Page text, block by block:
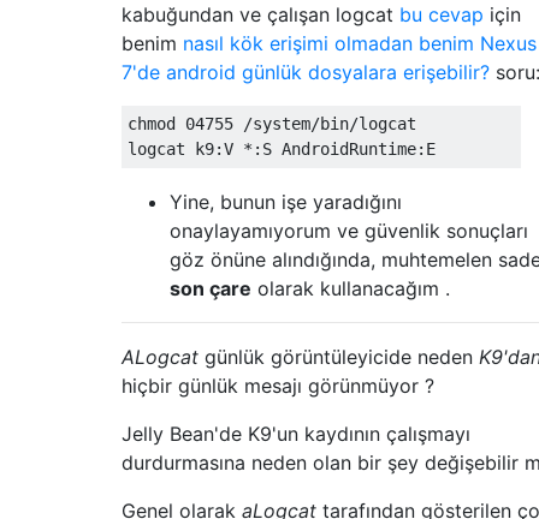
kabuğundan ve çalışan logcat bu cevap için
benim nasıl kök erişimi olmadan benim Nexus
7'de android günlük dosyalara erişebilir? soru:
chmod 04755 /system/bin/logcat
Yine, bunun işe yaradığını
onaylayamıyorum ve güvenlik sonuçları
göz önüne alındığında, muhtemelen
son çare olarak kullanacağım .
ALogcat günlük görüntüleyicide neden
hiçbir günlük mesajı görünmüyor ?
Jelly Bean'de K9'un kaydının çalışmayı
durdurmasına neden olan bir şey değişebilir
Genel olarak aLogcat tarafından gösterilen